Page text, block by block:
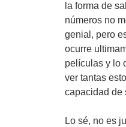
la forma de
números no
genial, pero
ocurre
películas y lo
ver tantas
capacidad de
Lo sé, no es